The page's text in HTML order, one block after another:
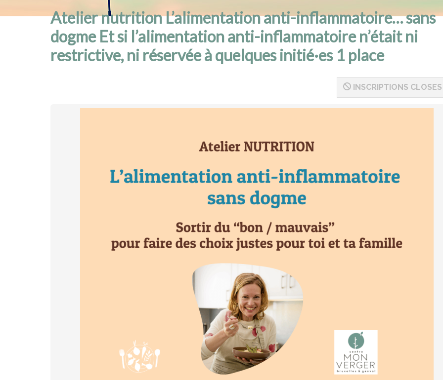
Atelier nutrition L’alimentation anti-inflammatoire… sans
dogme Et si l’alimentation anti-inflammatoire n’était ni
restrictive, ni réservée à quelques initié·es 1 place
INSCRIPTIONS CLOSES